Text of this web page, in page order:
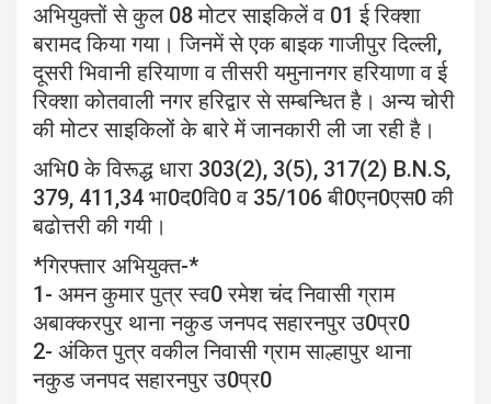
अभियुक्तों से कुल 08 मोटर साइकिलें व 01 ई रिक्शा
बरामद किया गया। जिनमें से एक बाइक गाजीपुर दिल्ली,
दूसरी भिवानी हरियाणा व तीसरी यमुनानगर हरियाणा व ई
रिक्शा कोतवाली नगर हरिद्वार से सम्बन्धित है। अन्य चोरी
की मोटर साइकिलों के बारे में जानकारी ली जा रही है।
अभि0 के विरूद्ध धारा 303(2), 3(5), 317(2) B.N.S,
379, 411,34 भा0द0वि0 व 35/106 बी0एन0एस0 की
बढोत्तरी की गयी।
*गिरफ्तार अभियुक्त-*
1- अमन कुमार पुत्र स्व0 रमेश चंद निवासी ग्राम
अबाक्करपुर थाना नकुड जनपद सहारनपुर उ0प्र0
2- अंकित पुत्र वकील निवासी ग्राम साल्हापुर थाना
नकुड जनपद सहारनपुर उ0प्र0